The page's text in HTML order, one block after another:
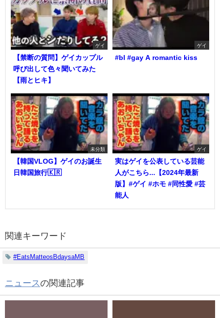
ゲイ
【禁断の質問】ゲイカップル
呼び出して色々聞いてみた
【雨とヒキ】
ゲイ
#bl #gay A romantic kiss
未分類
【韓国VLOG】ゲイのお誕生
日韓国旅行🇰🇷
ゲイ
実はゲイを公表している芸能
人がこちら...【2024年最新
版】#ゲイ #ホモ #同性愛 #芸
能人
関連キーワード
#EatsMatteosBdaysaMB
ニュースの関連記事